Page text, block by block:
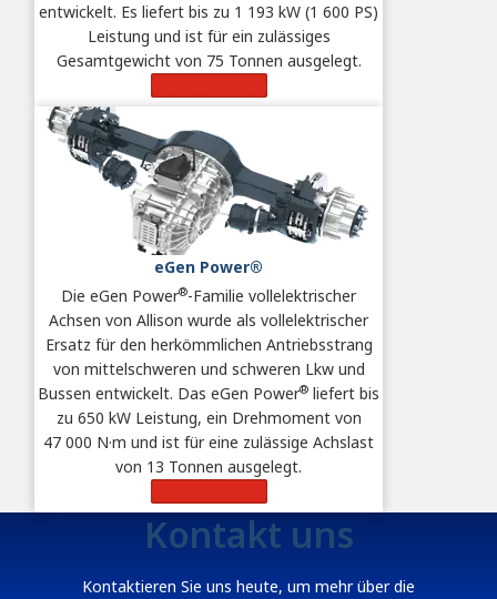
entwickelt. Es liefert bis zu 1 193 kW (1 600 PS)
Leistung und ist für ein zulässiges
Gesamtgewicht von 75 Tonnen ausgelegt.
eGen Power®
Die eGen Power®-Familie vollelektrischer
Achsen von Allison wurde als vollelektrischer
Ersatz für den herkömmlichen Antriebsstrang
von mittelschweren und schweren Lkw und
Bussen entwickelt. Das eGen Power® liefert bis
zu 650 kW Leistung, ein Drehmoment von
47 000 N·m und ist für eine zulässige Achslast
von 13 Tonnen ausgelegt.
Kontakt uns
Kontaktieren Sie uns heute, um mehr über die